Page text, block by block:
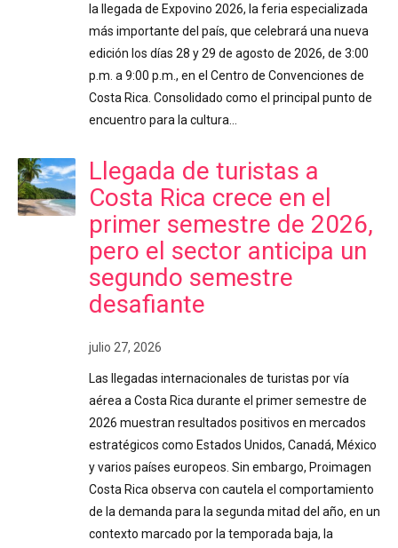
la llegada de Expovino 2026, la feria especializada
más importante del país, que celebrará una nueva
edición los días 28 y 29 de agosto de 2026, de 3:00
p.m. a 9:00 p.m., en el Centro de Convenciones de
Costa Rica. Consolidado como el principal punto de
encuentro para la cultura…
Llegada de turistas a
Costa Rica crece en el
primer semestre de 2026,
pero el sector anticipa un
segundo semestre
desafiante
julio 27, 2026
Las llegadas internacionales de turistas por vía
aérea a Costa Rica durante el primer semestre de
2026 muestran resultados positivos en mercados
estratégicos como Estados Unidos, Canadá, México
y varios países europeos. Sin embargo, Proimagen
Costa Rica observa con cautela el comportamiento
de la demanda para la segunda mitad del año, en un
contexto marcado por la temporada baja, la